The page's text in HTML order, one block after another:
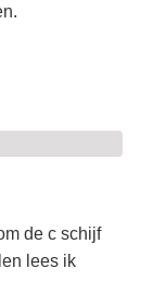
de c schijf
lees ik